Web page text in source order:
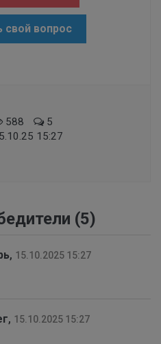
свой вопрос
588
5
15:27
(5)
, 15.10.2025 15:27
, 15.10.2025 15:27